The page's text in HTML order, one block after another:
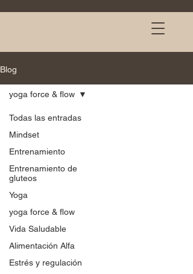
Blog
Todas las entradas
Mindset
Entrenamiento
Entrenamiento de
gluteos
Yoga
yoga force & flow
Vida Saludable
Alimentación Alfa
Estrés y regulación
yoga force & flow